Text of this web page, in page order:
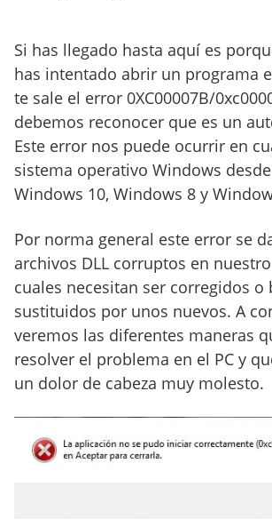
Si has llegado hasta aquí es
has intentado abrir un programa
te sale el error 0XC00007B/
debemos reconocer que es un
Este error nos puede ocurrir en
sistema operativo Windows
Windows 10, Windows 8 y
Por norma general este error se
archivos DLL corruptos en
cuales necesitan ser corregidos o
sustituidos por unos nuevos. A
veremos las diferentes maneras
resolver el problema en el PC y
un dolor de cabeza muy molesto.